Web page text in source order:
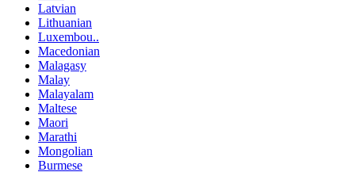
Latvian
Lithuanian
Luxembou..
Macedonian
Malagasy
Malay
Malayalam
Maltese
Maori
Marathi
Mongolian
Burmese